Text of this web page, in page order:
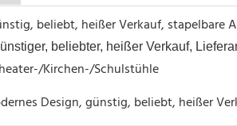
beliebt, heißer Verkauf, stapelbare
beliebter, heißer Verkauf,
Kirchen-/Schulstühle
Design, günstig, beliebt, heißer